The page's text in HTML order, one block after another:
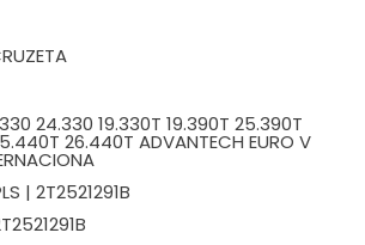
24.330 19.330T 19.390T 25.390T
26.440T ADVANTECH EURO V
| 2T2521291B